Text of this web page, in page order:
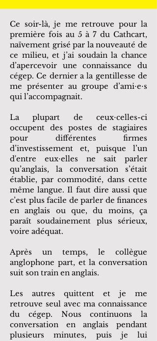
Ce soir-là, je me retrouve pour la
première fois au 5 à 7 du Cathcart,
naïvement grisé par la nouveauté de
ce milieu, et j’ai soudain la chance
d’apercevoir une connaissance du
cégep. Ce dernier a la gentillesse de
me présenter au groupe d’ami⋅e⋅s
qui l’accompagnait.
La plupart de ceux⋅celles-ci
occupent des postes de stagiaires
pour différentes firmes
d’investissement et, puisque l’un
d'entre eux⋅elles ne sait parler
qu’anglais, la conversation s’était
établie, par commodité, dans cette
même langue. Il faut dire aussi que
c’est plus facile de parler de finances
en anglais ou que, du moins, ça
paraît soudainement plus sérieux,
voire adéquat.
Après un temps, le collègue
anglophone part, et la conversation
suit son train en anglais.
Les autres quittent et je me
retrouve seul avec ma connaissance
du cégep. Nous continuons la
conversation en anglais pendant
plusieurs minutes, puis je lui